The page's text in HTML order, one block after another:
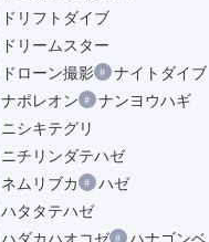
ドリフトダイブ
ドリームスター
ドローン撮影
ナイトダイブ
ナポレオン
ナンヨウハギ
ニシキテグリ
ニチリンダテハゼ
ネムリブカ
ハゼ
ハタタテハゼ
ハダカハオコゼ
ハナゴンベ